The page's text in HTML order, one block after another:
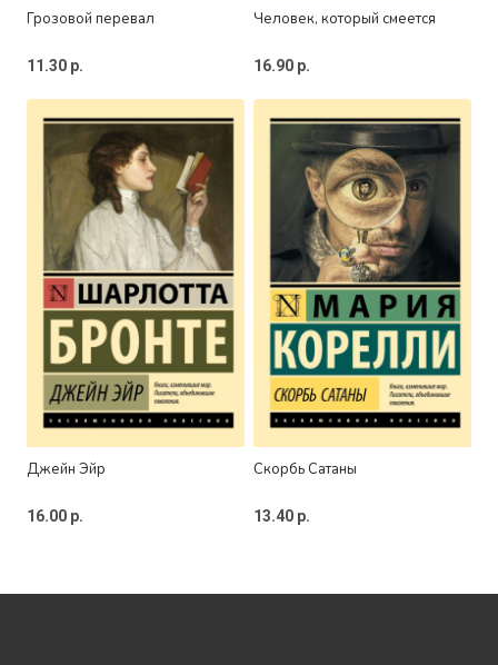
Грозовой перевал
11.30 р.
Человек, который смеется
16.90 р.
Джейн Эйр
16.00 р.
Скорбь Сатаны
13.40 р.